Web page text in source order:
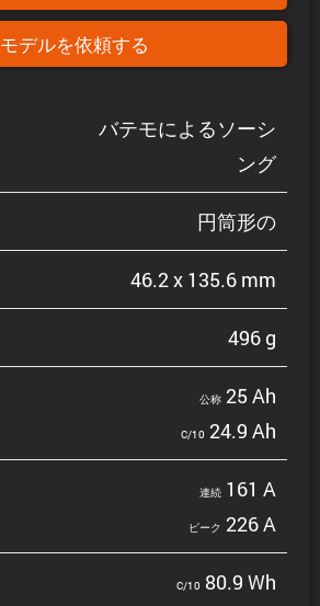
モデルを依頼する
バテモによるソーシ
ング
円筒形の
46.2 x 135.6 mm
496 g
公称 25 Ah
C/10 24.9 Ah
連続 161 A
ピーク 226 A
C/10 80.9 Wh